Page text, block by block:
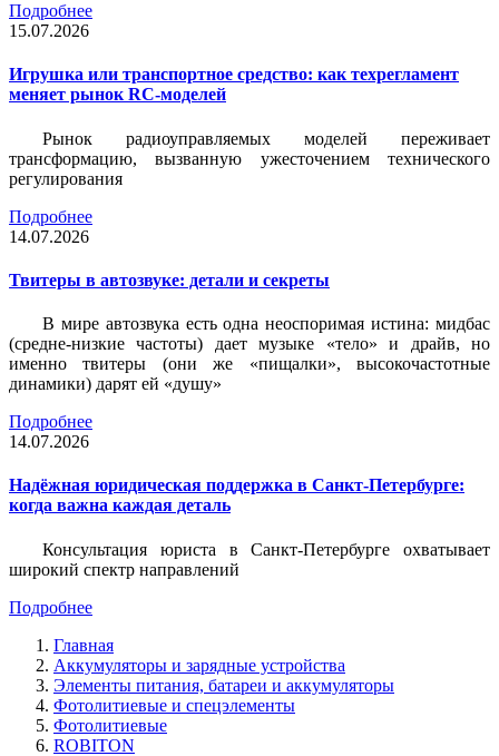
Подробнее
15.07.2026
Игрушка или транспортное средство: как техрегламент
меняет рынок RC-моделей
Рынок радиоуправляемых моделей переживает
трансформацию, вызванную ужесточением технического
регулирования
Подробнее
14.07.2026
Твитеры в автозвуке: детали и секреты
В мире автозвука есть одна неоспоримая истина: мидбас
(средне-низкие частоты) дает музыке «тело» и драйв, но
именно твитеры (они же «пищалки», высокочастотные
динамики) дарят ей «душу»
Подробнее
14.07.2026
Надёжная юридическая поддержка в Санкт-Петербурге:
когда важна каждая деталь
Консультация юриста в Санкт-Петербурге охватывает
широкий спектр направлений
Подробнее
Главная
Аккумуляторы и зарядные устройства
Элементы питания, батареи и аккумуляторы
Фотолитиевые и спецэлементы
Фотолитиевые
ROBITON